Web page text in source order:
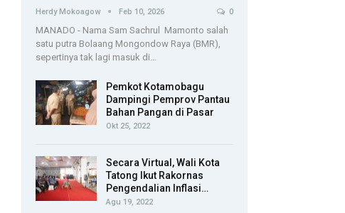
Herdy Mokoagow Feb 10, 2026 0
MANADO - Nama Sam Sachrul Mamonto salah
satu putra Bolaang Mongondow Raya (BMR),
sepertinya tak lagi masuk di…
Pemkot Kotamobagu
Dampingi Pemprov Pantau
Bahan Pangan di Pasar
Okt 25, 2022
Secara Virtual, Wali Kota
Tatong Ikut Rakornas
Pengendalian Inflasi…
Agu 19, 2022